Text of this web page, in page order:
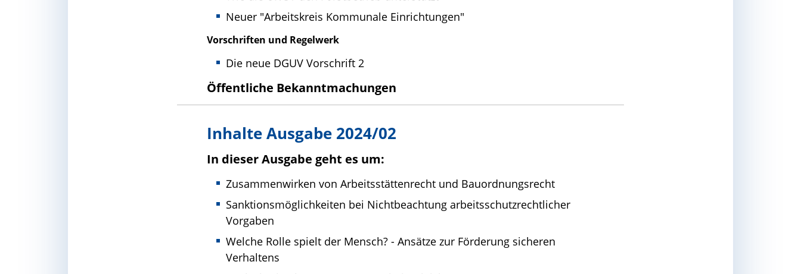
Neuer "Arbeitskreis Kommunale Einrichtungen"
Vorschriften und Regelwerk
Die neue DGUV Vorschrift 2
Öffentliche Bekanntmachungen
Inhalte Ausgabe 2024/02
In dieser Ausgabe geht es um:
Zusammenwirken von Arbeitsstättenrecht und Bauordnungsrecht
Sanktionsmöglichkeiten bei Nichtbeachtung arbeitsschutzrechtlicher
Vorgaben
Welche Rolle spielt der Mensch? - Ansätze zur Förderung sicheren
Verhaltens